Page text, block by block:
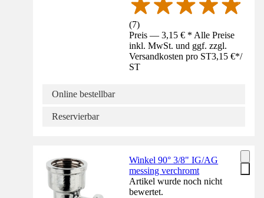
(7)
Preis — 3,15 € * Alle Preise
inkl. MwSt. und ggf. zzgl.
Versandkosten pro ST3,15 €*/
ST
Online bestellbar
Reservierbar
Winkel 90° 3/8" IG/AG
messing verchromt
Artikel wurde noch nicht
bewertet.